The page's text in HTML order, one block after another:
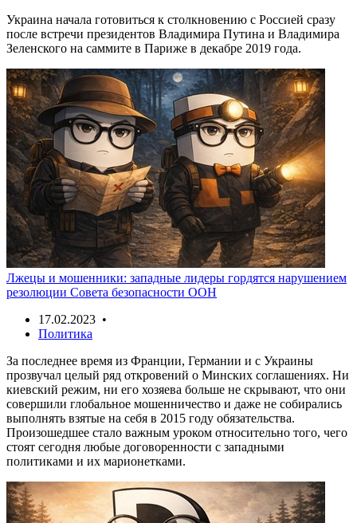
Украина начала готовиться к столкновению с Россией сразу
после встречи президентов Владимира Путина и Владимира
Зеленского на саммите в Париже в декабре 2019 года.
Лжецы и мошенники: западные лидеры гордятся нарушением
резолюции Совета безопасности ООН
17.02.2023 •
Политика
За последнее время из Франции, Германии и с Украины
прозвучал целый ряд откровений о Минских соглашениях. Ни
киевский режим, ни его хозяева больше не скрывают, что они
совершили глобальное мошенничество и даже не собирались
выполнять взятые на себя в 2015 году обязательства.
Произошедшее стало важным уроком относительно того, чего
стоят сегодня любые договоренности с западными
политиками и их марионетками.